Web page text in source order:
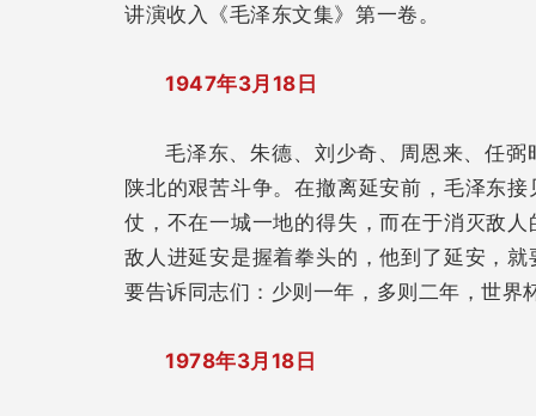
讲演收入《毛泽东文集》第一卷。
1947年3月18日
毛泽东、朱德、刘少奇、周恩来、任
陕北的艰苦斗争。在撤离延安前，毛泽东
仗，不在一城一地的得失，而在于消灭敌
敌人进延安是握着拳头的，他到了延安，
要告诉同志们：少则一年，多则二年，世
1978年3月18日